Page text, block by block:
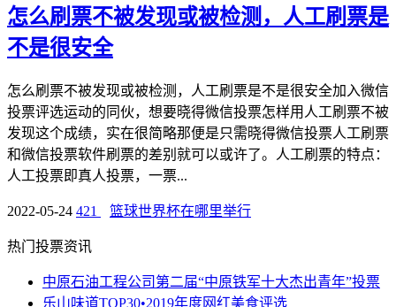
怎么刷票不被发现或被检测，人工刷票是
不是很安全
怎么刷票不被发现或被检测，人工刷票是不是很安全加入微信
投票评选运动的同伙，想要晓得微信投票怎样用人工刷票不被
发现这个成绩，实在很简略那便是只需晓得微信投票人工刷票
和微信投票软件刷票的差别就可以或许了。人工刷票的特点：
人工投票即真人投票，一票...
2022-05-24 421 篮球世界杯在哪里举行
热门投票资讯
中原石油工程公司第二届“中原铁军十大杰出青年”投票
乐山味道TOP30•2019年度网红美食评选